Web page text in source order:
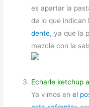
es apartar la
de lo que indican
dente, ya que la
mezcle con la
Echarle ketchup
Ya vimos enel